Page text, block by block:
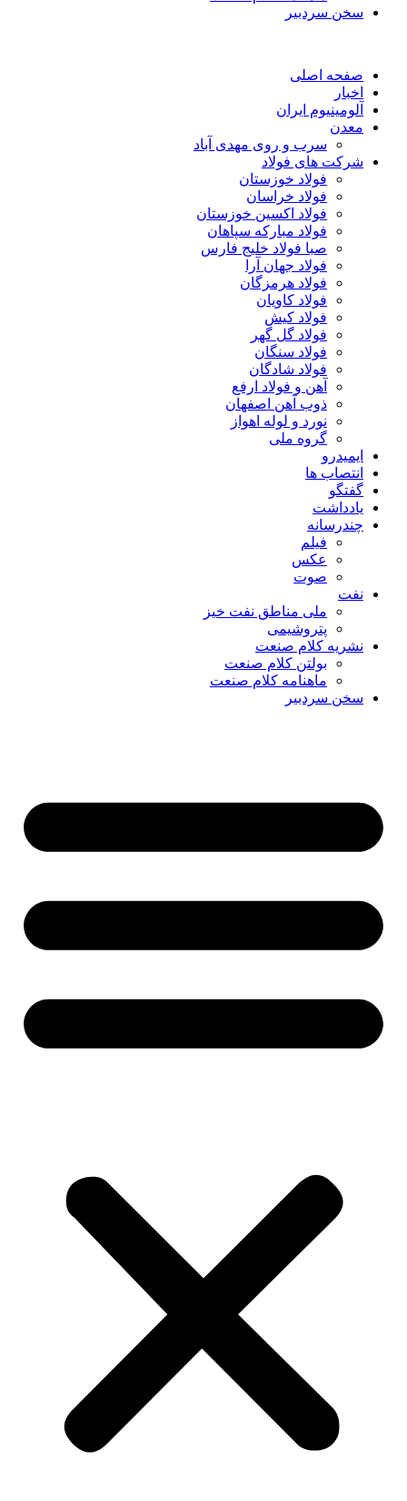
سخن سردبیر
صفحه اصلی
اخبار
آلومینیوم ایران
معدن
سرب و روی مهدی آباد
شرکت های فولاد
فولاد خوزستان
فولاد خراسان
فولاد اکسین خوزستان
فولاد مبارکه سپاهان
صبا فولاد خلیج فارس
فولاد جهان آرا
فولاد هرمزگان
فولاد کاویان
فولاد کیش
فولاد گل گهر
فولاد سنگان
فولاد شادگان
آهن و فولاد ارفع
ذوب آهن اصفهان
نورد و لوله اهواز
گروه ملی
ایمیدرو
انتصاب ها
گفتگو
یادداشت
چندرسانه
فیلم
عکس
صوت
نفت
ملی مناطق نفت خیز
پتروشیمی
نشریه کلام صنعت
بولتن کلام صنعت
ماهنامه کلام صنعت
سخن سردبیر